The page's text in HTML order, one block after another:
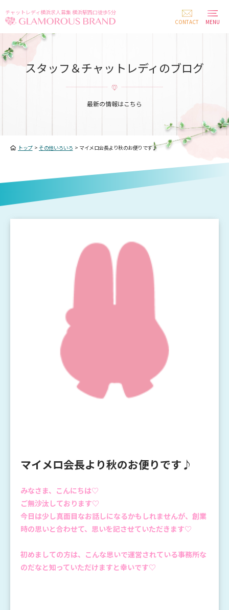
チャットレディ横浜求人募集 横浜駅西口徒歩5分
CONTACT
MENU
スタッフ＆チャットレディのブログ
最新の情報はこちら
トップ> その他いろいろ > マイメロ会長より秋のお便りです♪
マイメロ会長より秋のお便りです♪
みなさま、こんにちは♡
ご無沙汰しております♡
今日は少し真面目なお話しになるかもしれませんが、創業
時の思いと合わせて、思いを記させていただきます♡
初めましての方は、こんな思いで運営されている事務所な
のだなと知っていただけますと幸いです♡